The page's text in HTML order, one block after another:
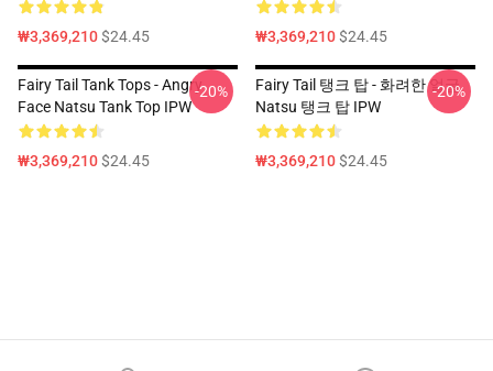
₩3,369,210$24.45 ₩3,369,210$24.45
Fairy Tail Tank Tops - Angry
Face Natsu Tank Top IPW
₩3,369,210$24.45
-20%
Fairy Tail 탱크 탑 - 화려한 얼굴
Natsu 탱크 탑 IPW
₩3,369,210$24.45
-20%